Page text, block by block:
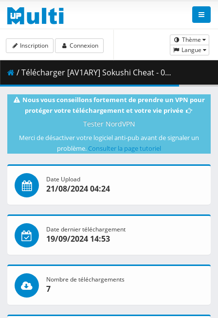
Thème
Langue
Inscription Connexion
/ Télécharger [AV1ARY] Sokushi Cheat - 06 (BD 1080p AV1 Opus).mkv.002 ( 257.92 MB )
Nous vous conseillons fortement de prendre un VPN pour
protéger votre téléchargement et votre vie privée
Tester NordVPN
Merci de désactiver votre logiciel anti-pub avant de signaler un
problème. Consulter la page tutoriel
Date Upload
21/08/2024 04:24
Date dernier téléchargement
19/09/2024 14:53
Nombre de téléchargements
7